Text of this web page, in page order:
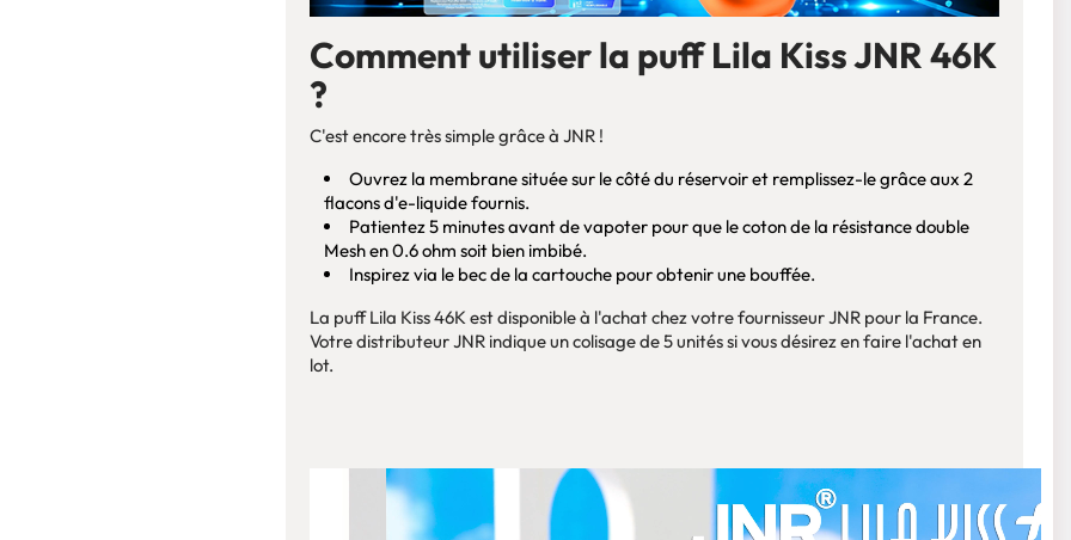
Comment utiliser la puff Lila Kiss JNR 46K
?
C'est encore très simple grâce à JNR !
Ouvrez la membrane située sur le côté du réservoir et remplissez-le grâce aux 2
flacons d'e-liquide fournis.
Patientez 5 minutes avant de vapoter pour que le coton de la résistance double
Mesh en 0.6 ohm soit bien imbibé.
Inspirez via le bec de la cartouche pour obtenir une bouffée.
La puff Lila Kiss 46K est disponible à l'achat chez votre fournisseur JNR pour la France.
Votre distributeur JNR indique un colisage de 5 unités si vous désirez en faire l'achat en
lot.